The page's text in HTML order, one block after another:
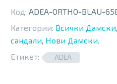
Код: ADEA-ORTHO-BLAU-
Категории: Всички Дамски,
сандали, Нови Дамски.
Етикет:
ADEA